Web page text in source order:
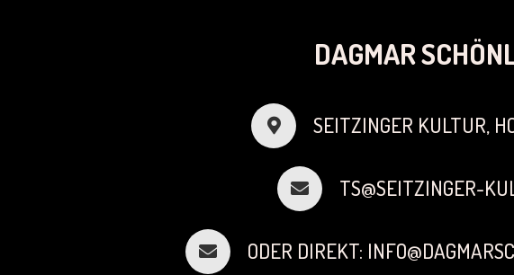
DAGMAR
SEITZINGER KULTUR,
TS@SEITZINGER-
ODER DIREKT: